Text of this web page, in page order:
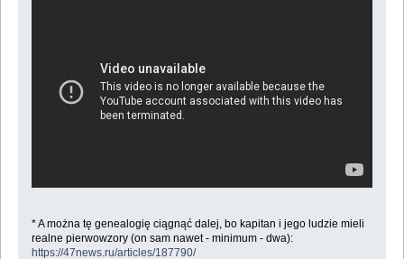
* A można tę genealogię ciągnąć dalej, bo kapitan i jego ludzie mieli
realne pierwowzory (on sam nawet - minimum - dwa):
https://47news.ru/articles/187790/